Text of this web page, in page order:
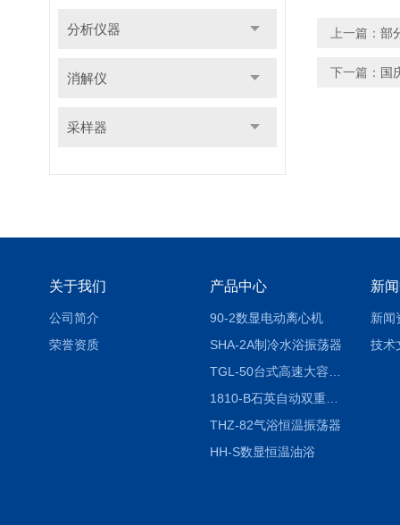
分析仪器
消解仪
采样器
上一篇： 部
下一篇： 国
关于我们
公司简介
荣誉资质
产品中心
90-2数显电动离心机
SHA-2A制冷水浴振荡器
1810-B石英自动双重纯水蒸馏水器
THZ-82气浴恒温振荡器
HH-S数显恒温油浴
新
新闻
技术